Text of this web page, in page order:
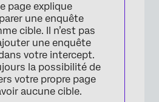
page explique
une enquête
cible. Il n’est pas
une enquête
votre intercept.
la possibilité de
votre propre page
aucune cible.